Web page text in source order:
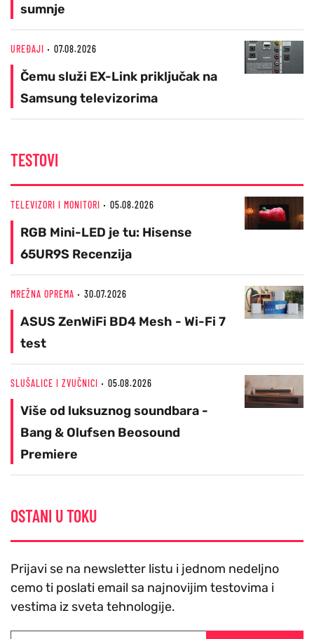
sumnje
UREĐAJI 07.08.2026
Čemu služi EX-Link priključak na
Samsung televizorima
TESTOVI
TELEVIZORI I MONITORI 05.08.2026
RGB Mini-LED je tu: Hisense
65UR9S Recenzija
MREŽNA OPREMA 30.07.2026
ASUS ZenWiFi BD4 Mesh - Wi-Fi 7
test
SLUŠALICE I ZVUČNICI 05.08.2026
Više od luksuznog soundbara -
Bang & Olufsen Beosound
Premiere
OSTANI U TOKU
Prijavi se na newsletter listu i jednom nedeljno
cemo ti poslati email sa najnovijim testovima i
vestima iz sveta tehnologije.